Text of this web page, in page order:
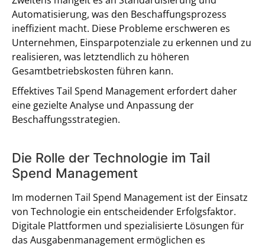
Automatisierung, was den Beschaffungsprozess
ineffizient macht. Diese Probleme erschweren es
Unternehmen, Einsparpotenziale zu erkennen und zu
realisieren, was letztendlich zu höheren
Gesamtbetriebskosten führen kann.
Effektives Tail Spend Management erfordert daher
eine gezielte Analyse und Anpassung der
Beschaffungsstrategien.
Die Rolle der Technologie im Tail
Spend Management
Im modernen Tail Spend Management ist der Einsatz
von Technologie ein entscheidender Erfolgsfaktor.
Digitale Plattformen und spezialisierte Lösungen für
das Ausgabenmanagement ermöglichen es